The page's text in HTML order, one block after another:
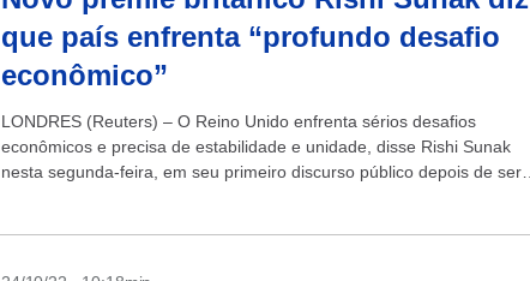
que país enfrenta “profundo desafio
econômico”
LONDRES (Reuters) – O Reino Unido enfrenta sérios desafios
econômicos e precisa de estabilidade e unidade, disse Rishi Sunak
nesta segunda-feira, em seu primeiro discurso público depois de ser